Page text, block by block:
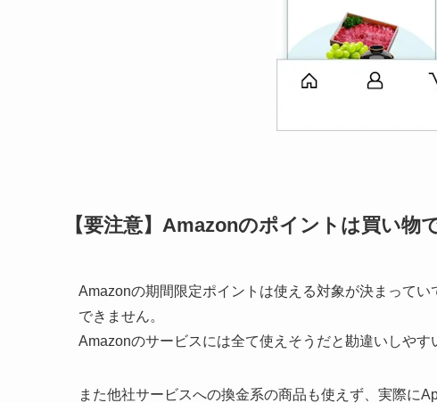
【要注意】Amazonのポイントは買い物
Amazonの期間限定ポイントは使える対象が決まって
できません。
Amazonのサービスには全て使えそうだと勘違いしやす
また他社サービスへの換金系の商品も使えず、実際に